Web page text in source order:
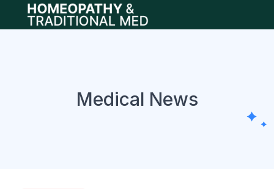
Open main menu
Medical News